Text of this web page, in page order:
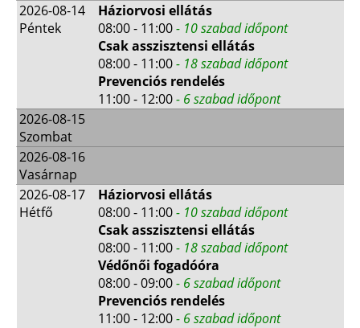
2026-08-14
Péntek
Háziorvosi ellátás
08:00 - 11:00- 10 szabad időpont
Csak asszisztensi ellátás
08:00 - 11:00- 18 szabad időpont
Prevenciós rendelés
11:00 - 12:00- 6 szabad időpont
2026-08-15
Szombat
2026-08-16
Vasárnap
2026-08-17
Hétfő
Háziorvosi ellátás
08:00 - 11:00- 10 szabad időpont
Csak asszisztensi ellátás
08:00 - 11:00- 18 szabad időpont
Védőnői fogadóóra
08:00 - 09:00- 6 szabad időpont
Prevenciós rendelés
11:00 - 12:00- 6 szabad időpont